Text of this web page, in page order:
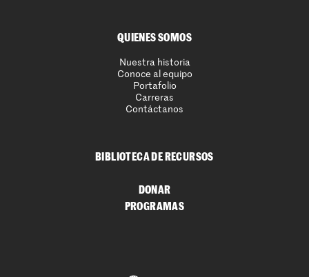
QUIENES SOMOS
Nuestra historia
Conoce al equipo
Portafolio
Carreras
Contáctanos
BIBLIOTECA DE RECURSOS
DONAR
PROGRAMAS